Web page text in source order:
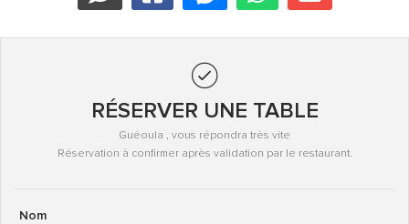
RÉSERVER UNE TABLE
Guéoula , vous répondra très vite
Réservation à confirmer après validation par le restaurant.
Nom